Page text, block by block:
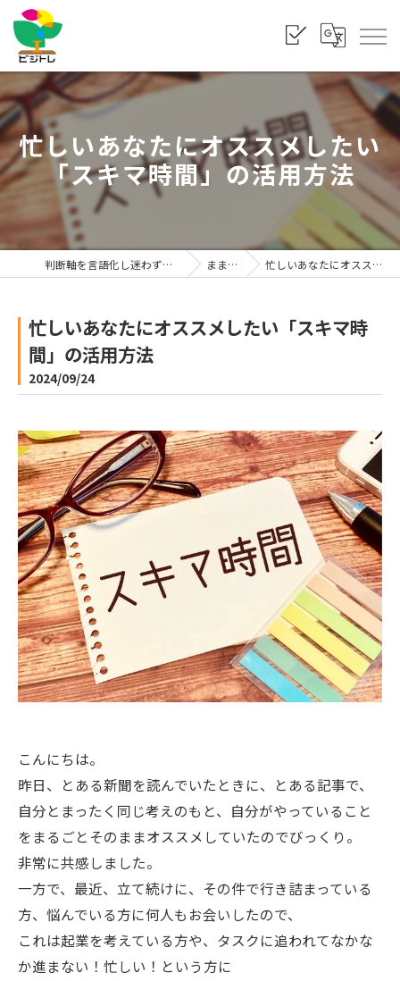
忙しいあなたにオススメしたい
「スキマ時間」の活用方法
判断軸を言語化し迷わず選べる状態をつくる「株式会社ビジトレ」 まま利楽ブログ 忙しいあなたにオススメしたい「スキマ時間」の活用方法
忙しいあなたにオススメしたい「スキマ時
間」の活用方法
2024/09/24
こんにちは。
昨日、とある新聞を読んでいたときに、とある記事で、
自分とまったく同じ考えのもと、自分がやっていること
をまるごとそのままオススメしていたのでびっくり。
非常に共感しました。
一方で、最近、立て続けに、その件で行き詰まっている
方、悩んでいる方に何人もお会いしたので、
これは起業を考えている方や、タスクに追われてなかな
か進まない！忙しい！という方に